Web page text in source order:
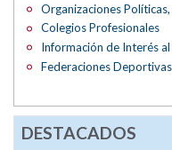
Organizaciones
Colegios Profesionales
Información de Interés
Federaciones
DESTACADOS